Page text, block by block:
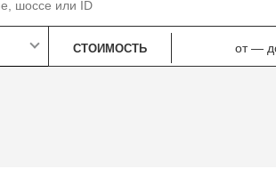
СТОИМОСТЬ от—